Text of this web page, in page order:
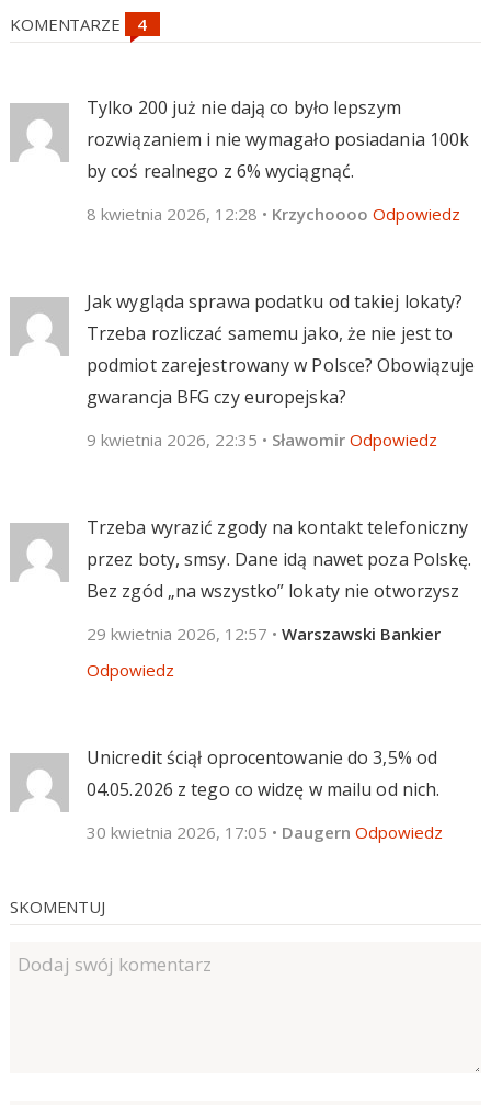
KOMENTARZE
Tylko 200 już nie dają co było lepszym
rozwiązaniem i nie wymagało posiadania 100k
by coś realnego z 6% wyciągnąć.
8 kwietnia 2026, 12:28 • Krzychoooo Odpowiedz
Jak wygląda sprawa podatku od takiej lokaty?
Trzeba rozliczać samemu jako, że nie jest to
podmiot zarejestrowany w Polsce? Obowiązuje
gwarancja BFG czy europejska?
9 kwietnia 2026, 22:35 • Sławomir Odpowiedz
Trzeba wyrazić zgody na kontakt telefoniczny
przez boty, smsy. Dane idą nawet poza Polskę.
Bez zgód „na wszystko” lokaty nie otworzysz
29 kwietnia 2026, 12:57 • Warszawski Bankier
Odpowiedz
Unicredit ściął oprocentowanie do 3,5% od
04.05.2026 z tego co widzę w mailu od nich.
30 kwietnia 2026, 17:05 • Daugern Odpowiedz
SKOMENTUJ